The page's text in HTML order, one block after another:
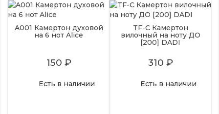
A001 Камертон духовой
на 6 нот Alice
150 ₽
Есть в наличии
TF-C Камертон
вилочный на ноту ДО
[200] DADI
310 ₽
Есть в наличии